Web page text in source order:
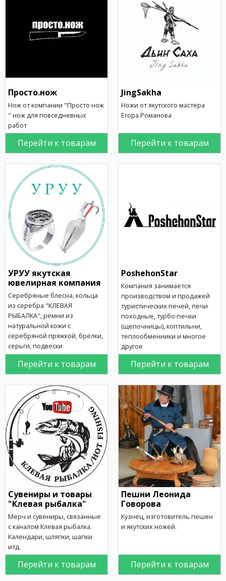
Просто.нож
Нож от компании "Просто нож
" нож для повседневных
работ
Перейти к товарам
JingSakha
Ножи от якутского мастера
Егора Романова
Перейти к товарам
УРУУ якутская
ювелирная компания
Серебряные блесна, кольца
из серебра "КЛЕВАЯ
РЫБАЛКА", ремни из
натуральной кожи с
серебряной пряжкой, брелки,
серьги, подвески
Перейти к товарам
PoshehonStar
Компания занимается
производством и продажей
туристических печей, печи
походные, турбо-печки
(щепочницы), коптильни,
теплообменники и многое
другое
Перейти к товарам
Сувениры и товары
"Клевая рыбалка"
Мерч и сувениры, связанные
с каналом Клевая рыбалка.
Календари, шляпки, шапки
итд.
Перейти к товарам
Пешни Леонида
Говорова
Кузнец, изготовитель пешен
и якутских ножей.
Перейти к товарам